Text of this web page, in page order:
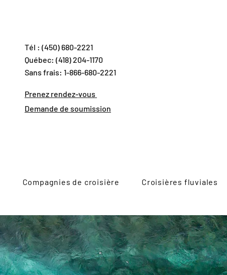
Tél : (450) 680-2221
Québec: (418) 204-1170
Sans frais: 1-866-680-2221
Prenez rendez-vous
Demande de soumission
Compagnies de croisière Croisières fluviales